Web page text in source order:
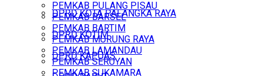
DPRD KOTA PALANGKA RAYA
DPRD KOTIM
DPRD KAPUAS
PEMKAB PULANG PISAU
PEMKAB BARSEL
PEMKAB BARTIM
PEMKAB MURUNG RAYA
PEMKAB LAMANDAU
PEMKAB SERUYAN
PEMKAB SUKAMARA